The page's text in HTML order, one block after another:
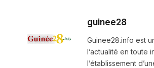
guinee28
Guinee28.info est
l’actualité en toute
l’établissement